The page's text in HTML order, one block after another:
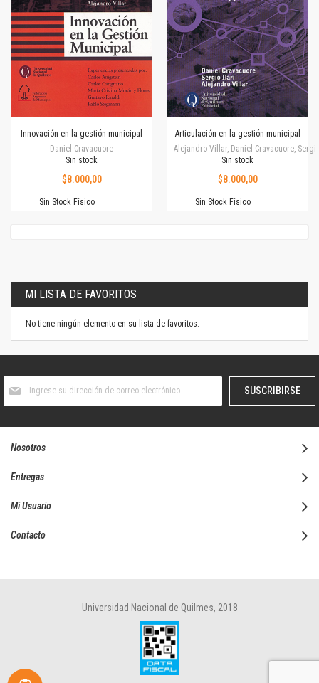
Innovación en la gestión municipal
Daniel Cravacuore
Sin stock
$8.000,00
Sin Stock Físico
Articulación en la gestión municipal
Alejandro Villar, Daniel Cravacuore,
Sin stock
$8.000,00
Sin Stock Físico
MI LISTA DE FAVORITOS
No tiene ningún elemento en su lista de favoritos.
boletín
SUSCRIBIRSE
Nosotros
Entregas
Mi Usuario
Contacto
Universidad Nacional de Quilmes, 2018